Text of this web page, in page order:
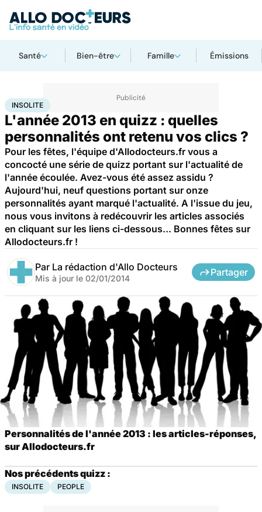
Santé Bien-être Famille Émissions
AccueilSanté
INSOLITE
L'année 2013 en quizz : quelles
personnalités ont retenu vos clics ?
Pour les fêtes, l'équipe d'Allodocteurs.fr vous a
concocté une série de quizz portant sur l'actualité de
l'année écoulée. Avez-vous été assez assidu ?
Aujourd'hui, neuf questions portant sur onze
personnalités ayant marqué l'actualité. A l'issue du jeu,
nous vous invitons à redécouvrir les articles associés
en cliquant sur les liens ci-dessous... Bonnes fêtes sur
Allodocteurs.fr !
Par La rédaction d'Allo Docteurs
Mis à jour le 02/01/2014
Partager
Personnalités de l'année 2013 : les articles-réponses,
sur Allodocteurs.fr
Nos précédents quizz :
INSOLITE PEOPLE